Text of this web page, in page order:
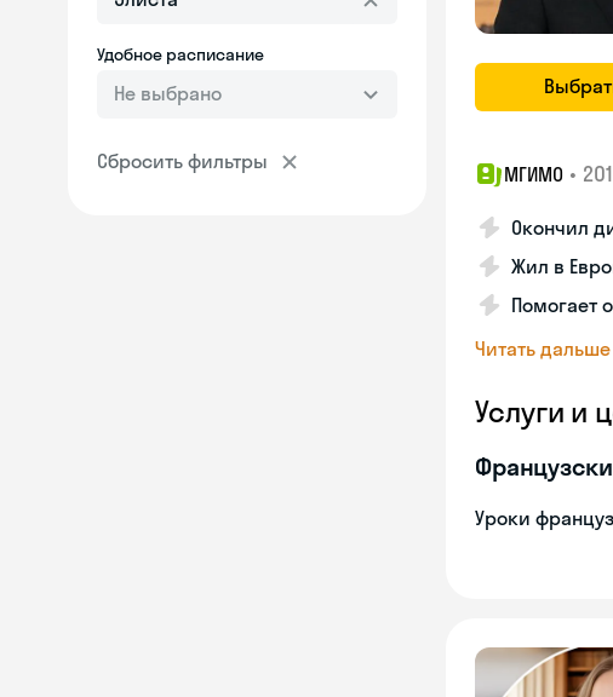
Удобное расписание
Не выбрано
Сбросить фильтры
МГИМО •
Окончил
Жил в
Помогает
Читать дальше
Услуги и
Уроки